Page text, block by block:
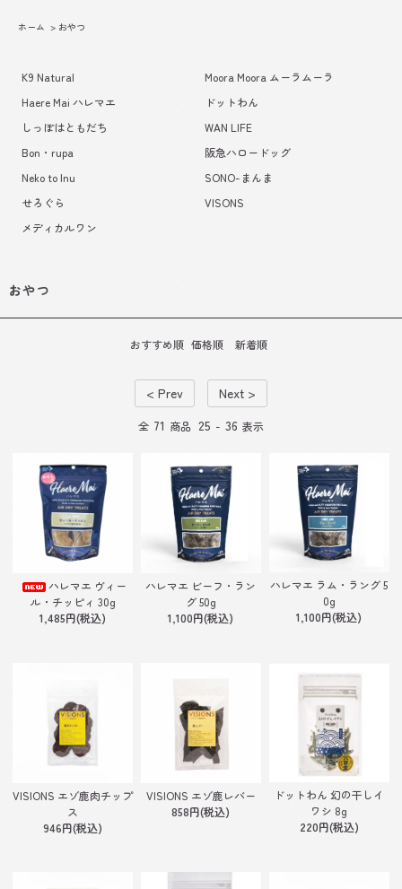
ホーム > おやつ
K9 Natural
Moora Moora ムーラムーラ
Haere Mai ハレマエ
ドットわん
しっぽはともだち
WAN LIFE
Bon・rupa
阪急ハロードッグ
Neko to Inu
SONO-まんま
せろぐら
VISONS
メディカルワン
おやつ
おすすめ順 価格順 新着順
< Prev Next >
全 71 商品 25 - 36 表示
ハレマエ ヴィー
ル・チッピィ 30g
1,485円(税込)
ハレマエ ビーフ・ラン
グ 50g
1,100円(税込)
ハレマエ ラム・ラング 5
0g
1,100円(税込)
VISIONS エゾ鹿肉チップ
ス
946円(税込)
VISIONS エゾ鹿レバー
858円(税込)
ドットわん 幻の干しイ
ワシ 8g
220円(税込)